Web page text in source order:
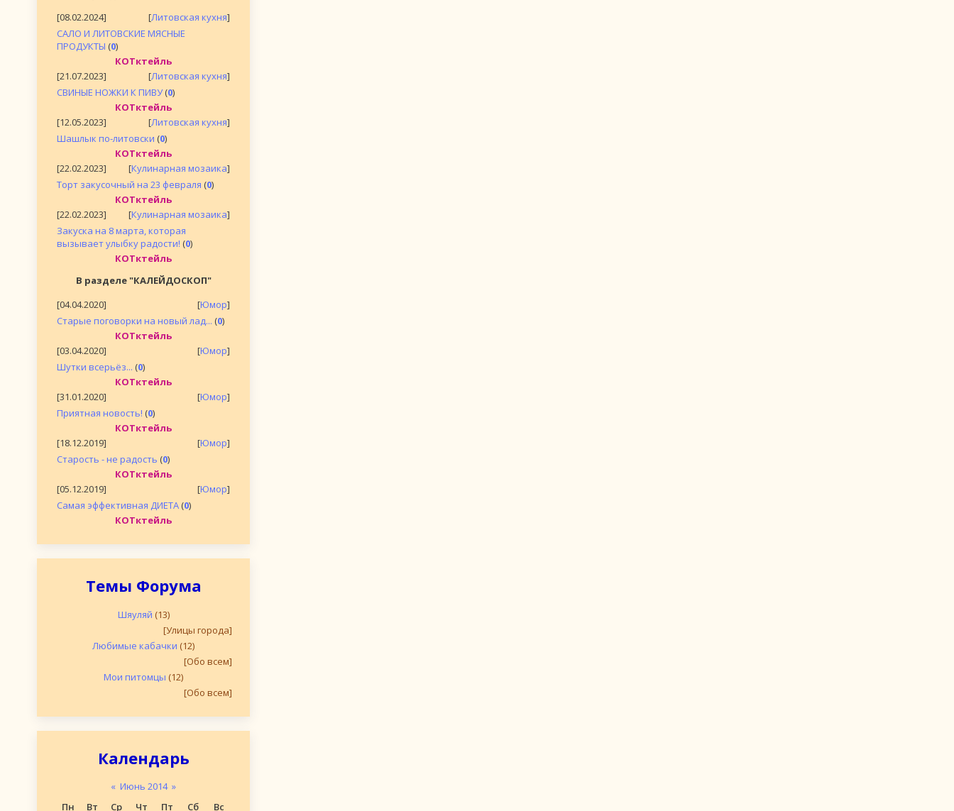
[08.02.2024]
[Литовская кухня]
САЛО И ЛИТОВСКИЕ МЯСНЫЕ
ПРОДУКТЫ (0)
КОТктейль
[21.07.2023]
[Литовская кухня]
СВИНЫЕ НОЖКИ К ПИВУ (0)
КОТктейль
[12.05.2023]
[Литовская кухня]
Шашлык по-литовски (0)
КОТктейль
[22.02.2023]
[Кулинарная мозаика]
Торт закусочный на 23 февраля (0)
КОТктейль
[22.02.2023]
[Кулинарная мозаика]
Закуска на 8 марта, которая
вызывает улыбку радости! (0)
КОТктейль
В разделе "КАЛЕЙДОСКОП"
[04.04.2020]
[Юмор]
Старые поговорки на новый лад... (0)
КОТктейль
[03.04.2020]
[Юмор]
Шутки всерьёз... (0)
КОТктейль
[31.01.2020]
[Юмор]
Приятная новость! (0)
КОТктейль
[18.12.2019]
[Юмор]
Старость - не радость (0)
КОТктейль
[05.12.2019]
[Юмор]
Самая эффективная ДИЕТА (0)
КОТктейль
Темы Форума
Шяуляй (13)
[Улицы города]
Любимые кабачки (12)
[Обо всем]
Мои питомцы (12)
[Обо всем]
Календарь
« Июнь 2014 »
Пн
Вт Ср Чт Пт Сб Вс